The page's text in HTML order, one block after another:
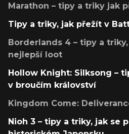
Marathon – tipy a triky jak
Tipy a triky, jak přežít v
Borderlands 4 – tipy a
nejlepší loot
Hollow Knight: Silksong –
v broučím království
Kingdom Come:
Nioh 3 – tipy a triky, jak se